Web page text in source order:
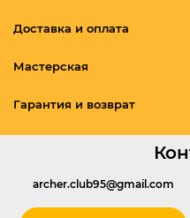
Доставка и оплата
Мастерская
Гарантия и возврат
archer.club95@gmail.com